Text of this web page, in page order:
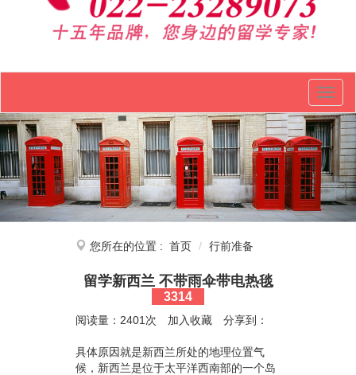
您所在的位置 : 首页 行前准备
留学新西兰 不带雨伞带电热毯
3314
阅读量：2401次 加入收藏 分享到：
具体原因就是新西兰所处的地理位置气
候，新西兰是位于太平洋西南部的一个岛